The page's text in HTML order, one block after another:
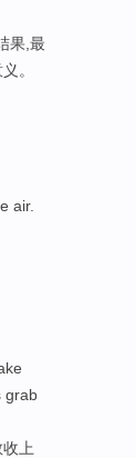
果,最
。
air.
grab
上